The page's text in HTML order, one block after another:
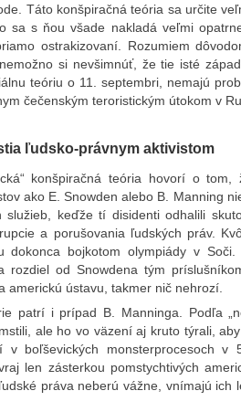
Táto konšpiračná teória sa určite
sa s ňou všade nakladá veľmi
ostrakizovaní. Rozumiem
si nevšimnúť, že tie isté
teóriu o 11. septembri, nemajú
čečenským teroristickým útokom v
ľudsko-právnym aktivistom
konšpiračná teória hovorí o tom,
ako E. Snowden alebo B. Manning
služieb, keďže tí disidenti odhalili
a porušovania ľudských práv.
dokonca bojkotom olympiády v
rozdiel od Snowdena tým
americkú ústavu, takmer nič nehrozí.
patrí i prípad B. Manninga. Podľa
ale ho vo väzení aj kruto týrali,
v boľševických monsterprocesoch v
len zásterkou pomstychtivých
práva neberú vážne, vnímajú ich